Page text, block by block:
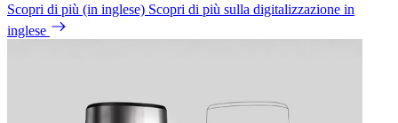
Scopri di più (in inglese) Scopri di più sulla digitalizzazione in
inglese